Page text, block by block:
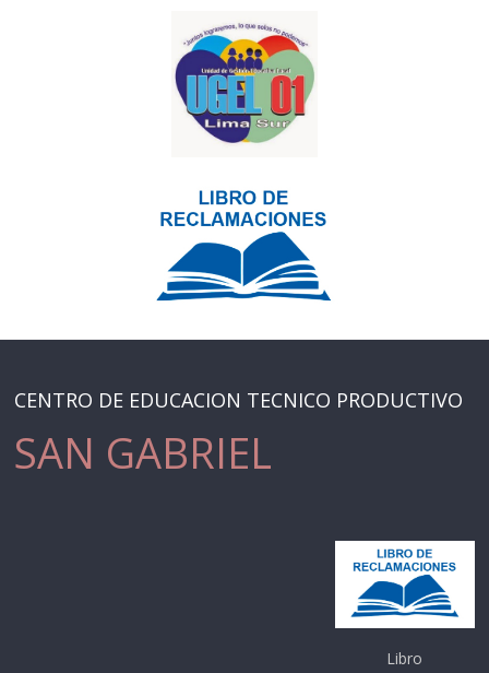
CENTRO DE EDUCACION TECNICO PRODUCTIVO
SAN GABRIEL
Libro